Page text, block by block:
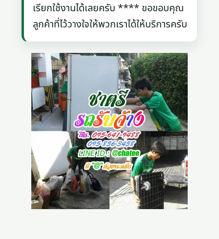
เรียกใช้งานได้เลยครับ **** ขอขอบคุณ
ลูกค้าที่ไว้วางใจให้พวกเราได้ให้บริการครับ